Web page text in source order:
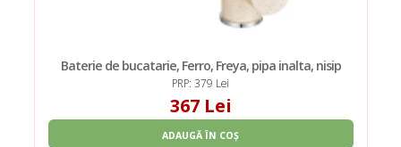
Baterie de bucatarie, Ferro, Freya, pipa inalta, nisip
PRP: 379 Lei
367 Lei
ADAUGĂ ÎN COȘ